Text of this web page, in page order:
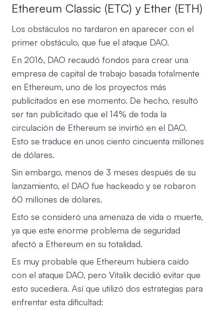
Ethereum Classic (ETC) y Ether (ETH)
Los obstáculos no tardaron en aparecer con el
primer obstáculo, que fue el ataque DAO.
En 2016, DAO recaudó fondos para crear una
empresa de capital de trabajo basada totalmente
en Ethereum, uno de los proyectos más
publicitados en ese momento. De hecho, resultó
ser tan publicitado que el 14% de toda la
circulación de Ethereum se invirtió en el DAO.
Esto se traduce en unos ciento cincuenta millones
de dólares.
Sin embargo, menos de 3 meses después de su
lanzamiento, el DAO fue hackeado y se robaron
60 millones de dólares.
Esto se consideró una amenaza de vida o muerte,
ya que este enorme problema de seguridad
afectó a Ethereum en su totalidad.
Es muy probable que Ethereum hubiera caído
con el ataque DAO, pero Vitalik decidió evitar que
esto sucediera. Así que utilizó dos estrategias para
enfrentar esta dificultad: